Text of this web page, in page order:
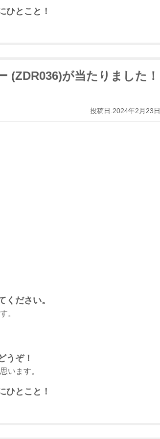
ひとこと！
(ZDR036)が当たりました！
投稿日:2024年2月23日
ださい。
。
うぞ！
います。
ひとこと！